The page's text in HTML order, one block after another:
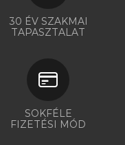
30 ÉV SZAKMAI
TAPASZTALAT
SOKFÉLE
FIZETÉSI MÓD